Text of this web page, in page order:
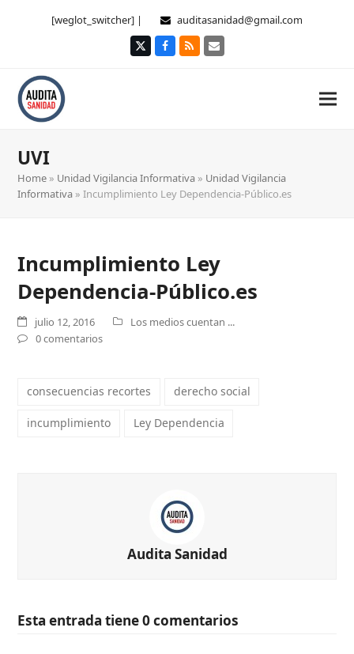
[weglot_switcher] | auditasanidad@gmail.com
TwitterFacebook
RSS Correo
UVI
Home » Unidad Vigilancia Informativa » Unidad Vigilancia
Informativa »Incumplimiento Ley Dependencia-Público.es
Incumplimiento Ley
Dependencia-Público.es
julio 12, 2016
Los medios cuentan ...
0 comentarios
consecuencias recortes derecho social
incumplimiento Ley Dependencia
Audita Sanidad
Esta entrada tiene 0 comentarios